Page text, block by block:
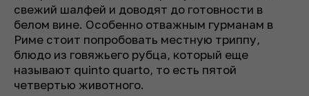
свежий шалфей и доводят до готовности в
белом вине. Особенно отважным гурманам в
Риме стоит попробовать местную триппу,
блюдо из говяжьего рубца, который еще
называют quinto quarto, то есть пятой
четвертью животного.